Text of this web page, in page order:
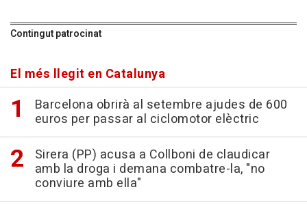
Contingut patrocinat
El més llegit en Catalunya
Barcelona obrirà al setembre ajudes de 600
euros per passar al ciclomotor elèctric
Sirera (PP) acusa a Collboni de claudicar
amb la droga i demana combatre-la, "no
conviure amb ella"